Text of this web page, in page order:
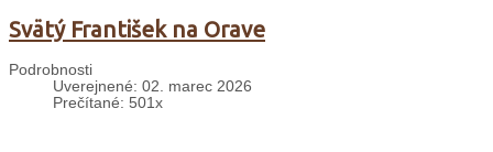
Svätý František na Orave
Podrobnosti
Uverejnené: 02. marec 2026
Prečítané: 501x